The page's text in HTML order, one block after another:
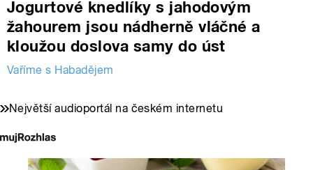
Jogurtové knedlíky s jahodovým
žahourem jsou nádherně vláčné a
kloužou doslova samy do úst
Vaříme s Habadějem
Největší audioportál na českém internetu